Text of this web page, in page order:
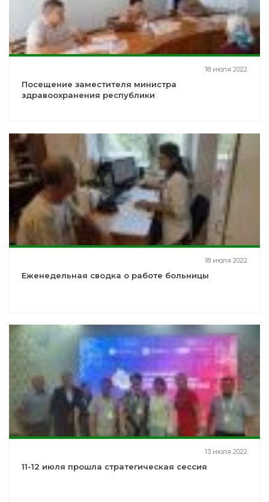
18 июля 2022
Посещение заместителя министра
здравоохранения республики
18 июля 2022
Еженедельная сводка о работе больницы
13 июля 2022
11-12 июля прошла стратегическая сессия